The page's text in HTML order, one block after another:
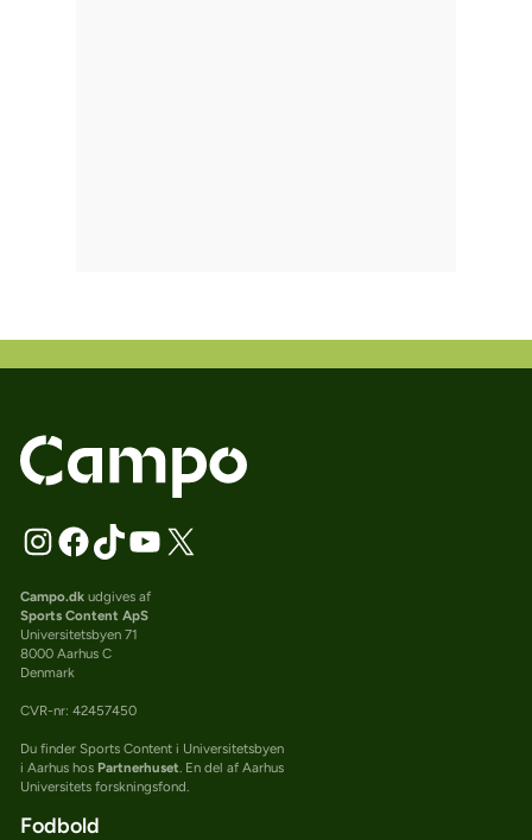
Campo.dkudgives af
Sports Content ApS
Universitetsbyen 71
8000 Aarhus C
Denmark
CVR-nr: 42457450
Du finder Sports Content i Universitetsbyen
i Aarhus hos Partnerhuset. En del af Aarhus
Universitets forskningsfond.
Fodbold